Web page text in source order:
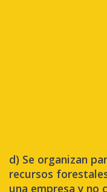
d) Se organizan
recursos
una empresa y no